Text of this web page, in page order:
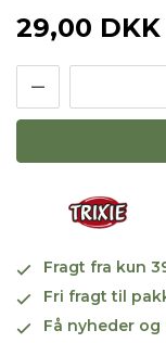
29,00 DKK
Fragt fra kun
Fri fragt til
Få nyheder